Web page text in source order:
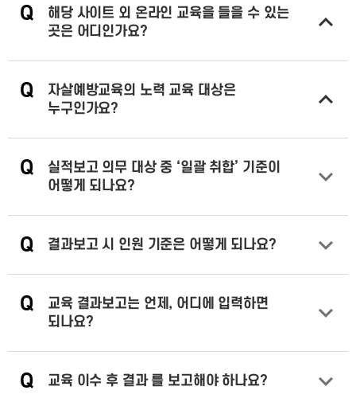
Q
해당 사이트 외 온라인 교육을 들을 수 있는
곳은 어디인가요?
Q
자살예방교육의 노력 교육 대상은
누구인가요?
Q
실적보고 의무 대상 중 ‘일괄 취합’ 기준이
어떻게 되나요?
Q 결과보고 시 인원 기준은 어떻게 되나요?
Q
교육 결과보고는 언제, 어디에 입력하면
되나요?
Q 교육 이수 후 결과 를 보고해야 하나요?